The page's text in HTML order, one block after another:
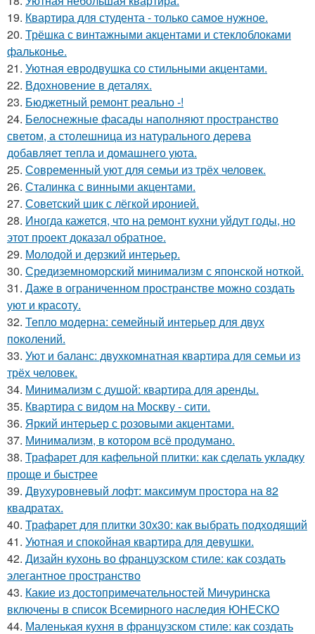
19. Квартира для студента - только самое нужное.
20. Трёшка с винтажными акцентами и стеклоблоками
фальконье.
21. Уютная евродвушка со стильными акцентами.
22. Вдохновение в деталях.
23. Бюджетный ремонт реально -!
24. Белоснежные фасады наполняют пространство
светом, а столешница из натурального дерева
добавляет тепла и домашнего уюта.
25. Современный уют для семьи из трёх человек.
26. Сталинка с винными акцентами.
27. Советский шик с лёгкой иронией.
28. Иногда кажется, что на ремонт кухни уйдут годы, но
этот проект доказал обратное.
29. Молодой и дерзкий интерьер.
30. Средиземноморский минимализм с японской ноткой.
31. Даже в ограниченном пространстве можно создать
уют и красоту.
32. Тепло модерна: семейный интерьер для двух
поколений.
33. Уют и баланс: двухкомнатная квартира для семьи из
трёх человек.
34. Минимализм с душой: квартира для аренды.
35. Квартира с видом на Москву - сити.
36. Яркий интерьер с розовыми акцентами.
37. Минимализм, в котором всё продумано.
38. Трафарет для кафельной плитки: как сделать укладку
проще и быстрее
39. Двухуровневый лофт: максимум простора на 82
квадратах.
40. Трафарет для плитки 30х30: как выбрать подходящий
41. Уютная и спокойная квартира для девушки.
42. Дизайн кухонь во французском стиле: как создать
элегантное пространство
43. Какие из достопримечательностей Мичуринска
включены в список Всемирного наследия ЮНЕСКО
44. Маленькая кухня в французском стиле: как создать